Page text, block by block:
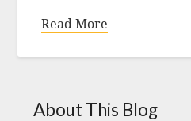
Read More
About This Blog